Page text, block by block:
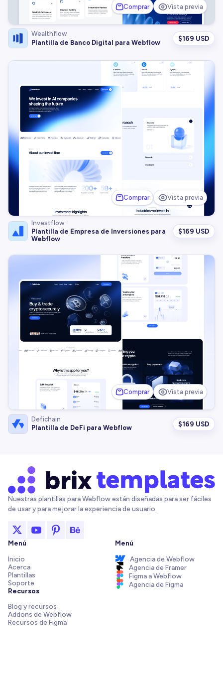
Comprar Vista previa
Wealthflow
Plantilla de Banco Digital para Webflow
$169 USD
Comprar Vista previa
Investflow
Plantilla de Empresa de Inversiones para
Webflow
$169 USD
Comprar Vista previa
Defichain
Plantilla de DeFi para Webflow
$169 USD
Nuestras plantillas para Webflow están diseñadas para ser fáciles
de usar y para mejorar la experiencia de usuario.
Menú
Inicio
Acerca
Plantillas
Soporte
Recursos
Blog y recursos
Addons de Webflow
Recursos de Figma
Menú
Agencia de Webflow
Agencia de Framer
Figma a Webflow
Agencia de Figma